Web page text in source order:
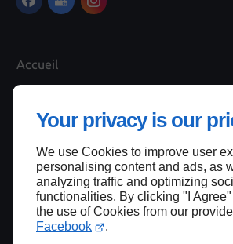
Your privacy is our
We use Cookies to improve user
personalising content and ads, as
analyzing traffic and optimizing
functionalities. By clicking "I
the use of Cookies from our
Facebook
.
Accueil
Contactez-nous
Mentions légales
Haut de page